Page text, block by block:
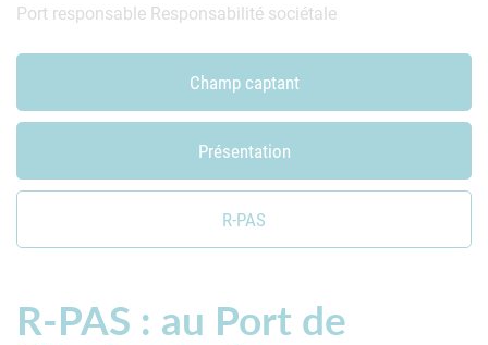
Port responsable Responsabilité sociétale
Champ captant
Présentation
R-PAS
R-PAS : au Port de